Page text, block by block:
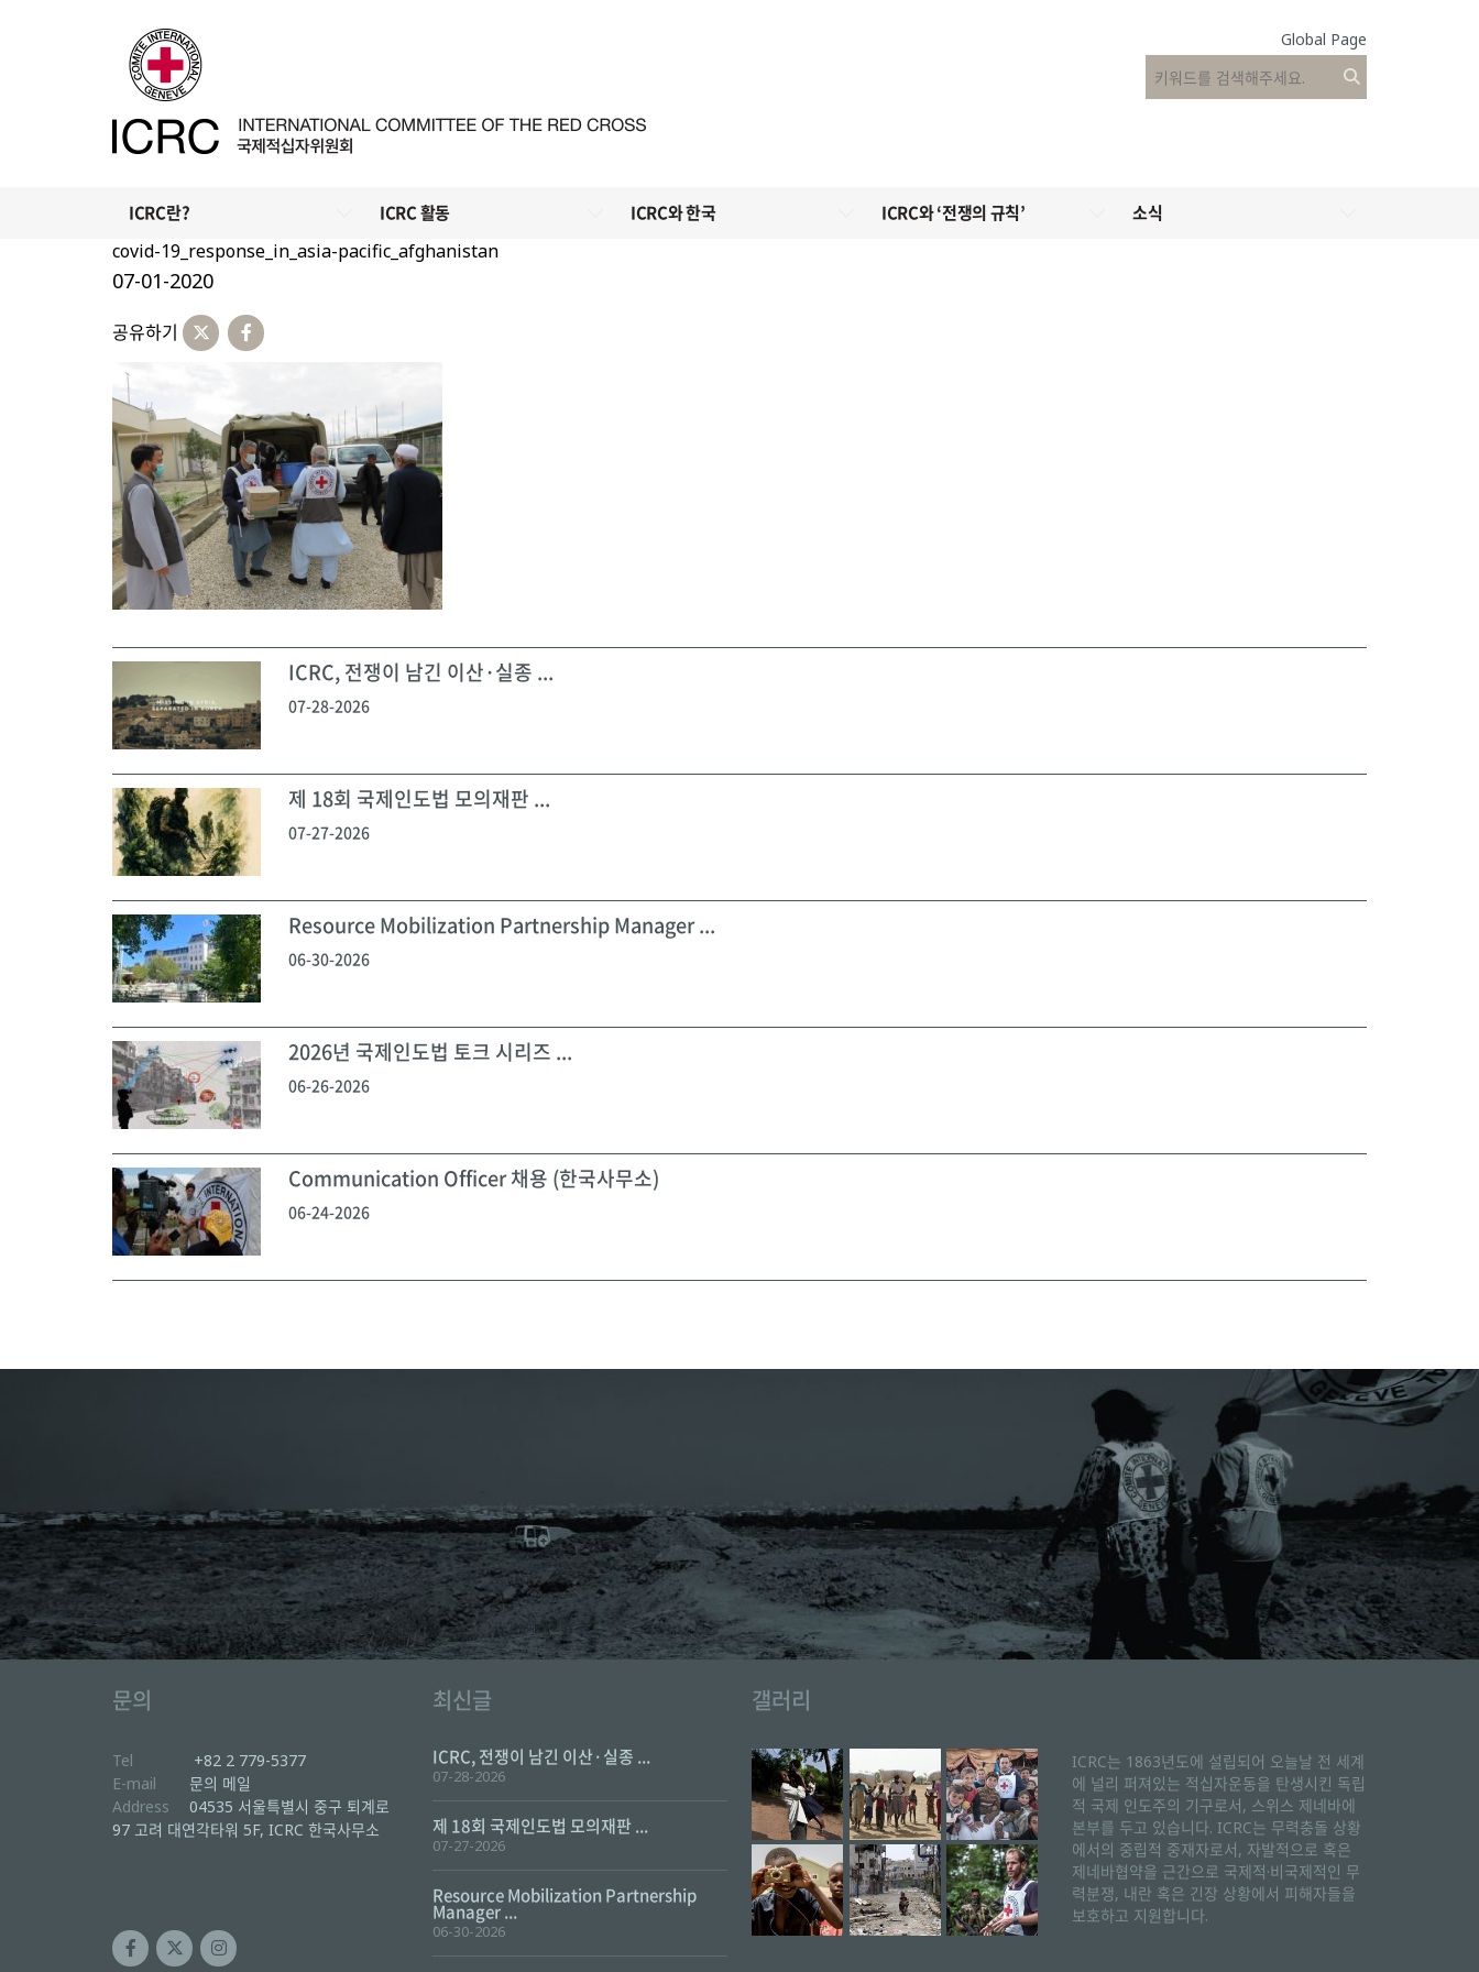
Global Page
ICRC란? ICRC 활동 ICRC와 한국 ICRC와 ‘전쟁의 규칙’
소식
covid-19_response_in_asia-pacific_afghanistan
07-01-2020
공유하기
ICRC, 전쟁이 남긴 이산·실종 ...
07-28-2026
제 18회 국제인도법 모의재판 ...
07-27-2026
Resource Mobilization Partnership Manager ...
06-30-2026
2026년 국제인도법 토크 시리즈 ...
06-26-2026
Communication Officer 채용 (한국사무소)
06-24-2026
문의
Tel
+82 2 779-5377
E-mail
문의 메일
Address
04535 서울특별시 중구 퇴계로
97 고려 대연각타워 5F, ICRC 한국사무소
최신글
ICRC, 전쟁이 남긴 이산·실종 ...
07-28-2026
제 18회 국제인도법 모의재판 ...
07-27-2026
Resource Mobilization Partnership
Manager ...
06-30-2026
갤러리
ICRC는 1863년도에 설립되어 오늘날 전 세계
에 널리 퍼져있는 적십자운동을 탄생시킨 독립
적 국제 인도주의 기구로서, 스위스 제네바에
본부를 두고 있습니다. ICRC는 무력충돌 상황
에서의 중립적 중재자로서, 자발적으로 혹은
제네바협약을 근간으로 국제적·비국제적인 무
력분쟁, 내란 혹은 긴장 상황에서 피해자들을
보호하고 지원합니다.